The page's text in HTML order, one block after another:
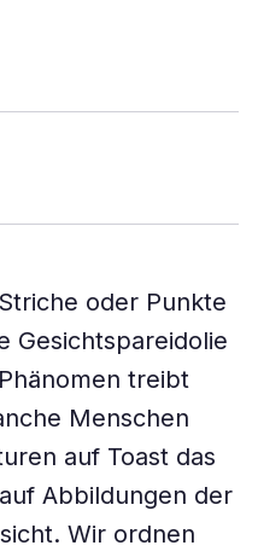
oder Punkte
Gesichtspareidolie
treibt
Menschen
auf Toast das
Abbildungen der
Wir ordnen